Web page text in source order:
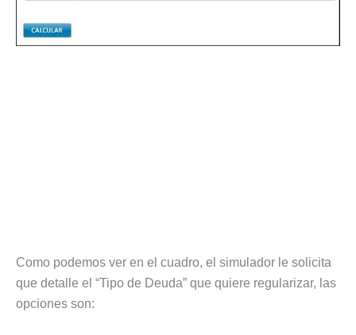
Como podemos ver en el cuadro, el simulador le solicita
que detalle el “Tipo de Deuda” que quiere regularizar, las
opciones son: